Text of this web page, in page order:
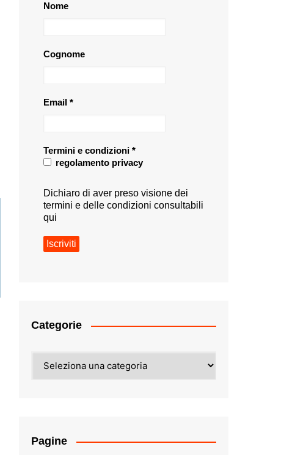
Nome
Cognome
Email *
Termini e condizioni *
regolamento privacy
Dichiaro di aver preso visione dei
termini e delle condizioni consultabili
qui
Categorie
Pagine